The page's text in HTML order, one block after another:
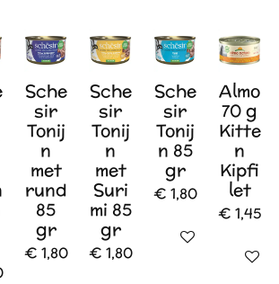
Sche
sir
Tonij
n
met
rund
85
gr
€ 1,80
Sche
sir
Tonij
n
met
Suri
mi 85
gr
€ 1,80
Sche
sir
Tonij
n 85
gr
€ 1,80
In winkelwagen
Almo
70 g
Kitte
n
Kipfi
let
€ 1,45
In